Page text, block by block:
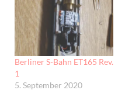
Berliner S-Bahn ET165 Rev.
1
5. September 2020